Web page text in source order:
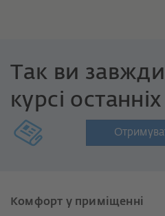
Так ви
курсі
Комфорт у приміщенні